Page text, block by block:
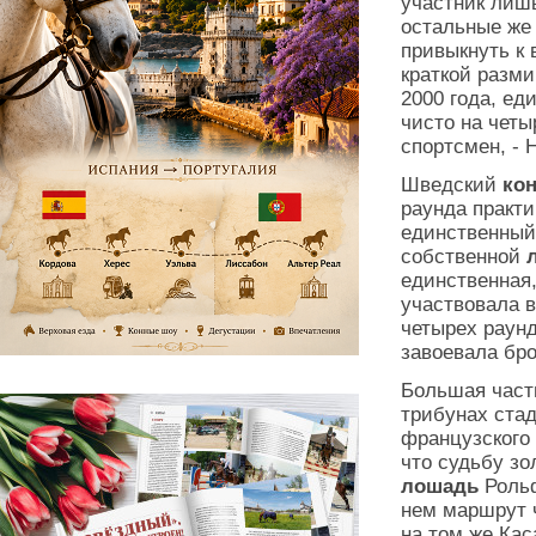
остальные же
привыкнуть
краткой
2000 года,
чисто на
спортсмен, -
Шведский
раунда
собственной
участвовала
четырех
завоевала
Большая
трибунах
французского
что судьбу
лошадь
нем маршрут